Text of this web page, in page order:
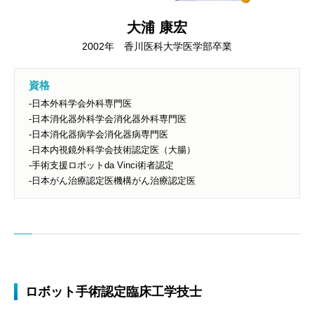
大浦 康宏
2002年 香川医科大学医学部卒業
資格
-日本外科学会外科専門医
-日本消化器外科学会消化器外科専門医
-日本消化器病学会消化器病専門医
-日本内視鏡外科学会技術認定医（大腸）
-手術支援ロボットda Vinci術者認定
-日本がん治療認定医機構がん治療認定医
ロボット手術認定臨床工学技士